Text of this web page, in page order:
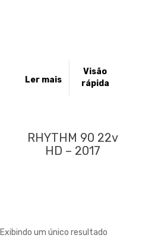
Exibindo um único resultado
Ler mais
Visão
rápida
RHYTHM 90 22v
HD – 2017